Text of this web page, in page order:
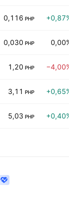
0,116 PHP
0,030 PHP
1,20 PHP
3,11 PHP
5,03 PHP